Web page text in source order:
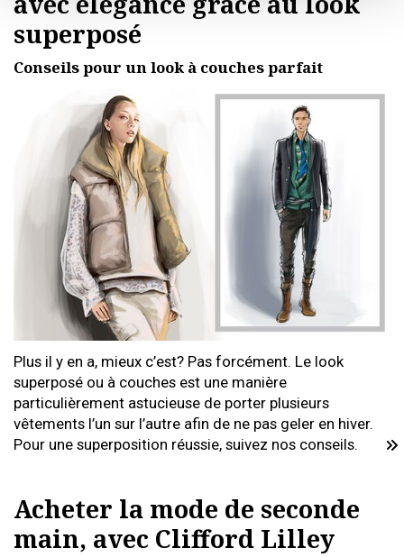
superposé
Conseils pour un look à couches parfait
Plus il y en a, mieux c’est? Pas forcément. Le look
superposé ou à couches est une manière
particulièrement astucieuse de porter plusieurs
vêtements l’un sur l’autre afin de ne pas geler en hiver.
Pour une superposition réussie, suivez nos conseils.
Acheter la mode de seconde
main, avec Clifford Lilley